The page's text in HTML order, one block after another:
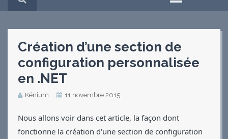
ASP .NET
C#
SQL Server
Hors-sujet
Portfolio
WEB
Applications
Jeux
Vidéos
Création d’une section de
configuration personnalisée
en .NET
Kénium 11 novembre 2015
Nous allons voir dans cet article, la façon dont
fonctionne la création d'une section de configuration